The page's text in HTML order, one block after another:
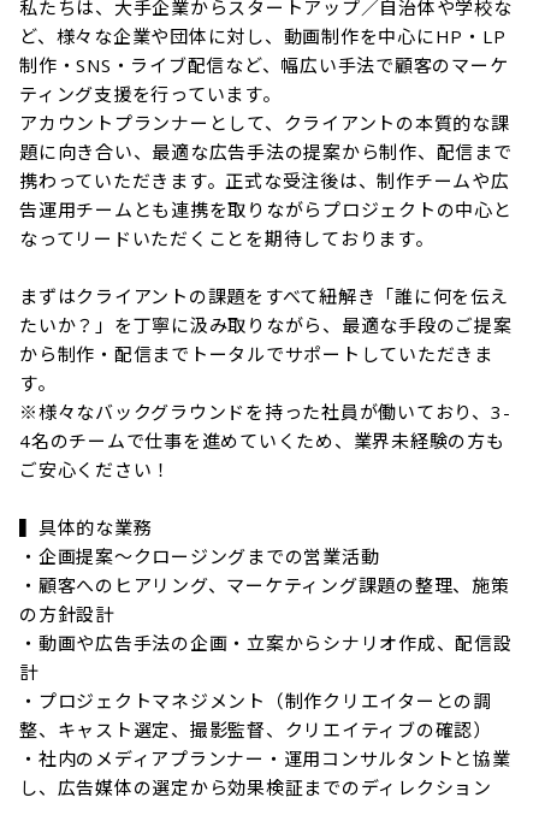
私たちは、大手企業からスタートアップ／自治体や学校な
ど、様々な企業や団体に対し、動画制作を中心にHP・LP
制作・SNS・ライブ配信など、幅広い手法で顧客のマーケ
ティング支援を行っています。
アカウントプランナーとして、クライアントの本質的な課
題に向き合い、最適な広告手法の提案から制作、配信まで
携わっていただきます。正式な受注後は、制作チームや広
告運用チームとも連携を取りながらプロジェクトの中心と
なってリードいただくことを期待しております。
まずはクライアントの課題をすべて紐解き「誰に何を伝え
たいか？」を丁寧に汲み取りながら、最適な手段のご提案
から制作・配信までトータルでサポートしていただきま
す。
※様々なバックグラウンドを持った社員が働いており、3-
4名のチームで仕事を進めていくため、業界未経験の方も
ご安心ください！
▍具体的な業務
・企画提案〜クロージングまでの営業活動
・顧客へのヒアリング、マーケティング課題の整理、施策
の方針設計
・動画や広告手法の企画・立案からシナリオ作成、配信設
計
・プロジェクトマネジメント（制作クリエイターとの調
整、キャスト選定、撮影監督、クリエイティブの確認）
・社内のメディアプランナー・運用コンサルタントと協業
し、広告媒体の選定から効果検証までのディレクション